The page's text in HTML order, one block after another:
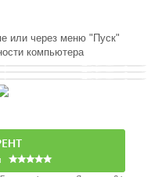
или через меню "Пуск"
компьютера